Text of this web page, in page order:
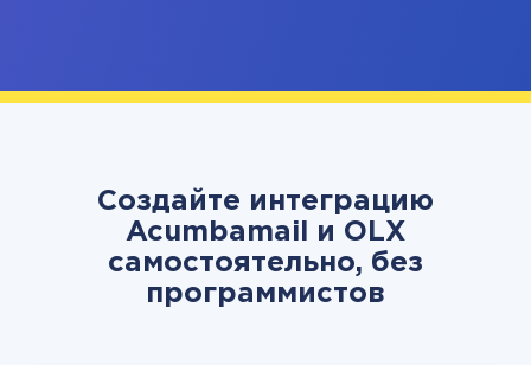
Создайте интеграцию
Acumbamail и OLX
самостоятельно, без
программистов